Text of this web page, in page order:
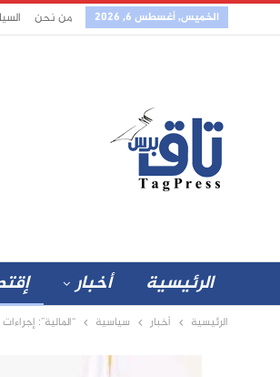
الخميس, أغسطس 6, 2026 من نحن
الرئيسية أخبار
الرئيسية أخبار سياسية “المالية”: